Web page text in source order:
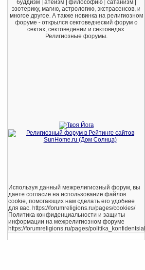
буддизм | атеизм | философию | сатанизм |
эзотерику, магию, астрологию, экстрасенсов, и
многое другое. А также новинка на религиозном
форуме - открылся сектоведческий форум о
сектах, сектоведении и сектоведах.
Религиозные форумы.
Используя данный межрелигиозный форум, вы
даете согласие на использование файлов
cookie, помогающих нам сделать его удобнее
для вас. https://forumreligions.ru/pages/cookies/
Политика конфиденциальности и защиты
информации на межрелигиозном форуме
https://forumreligions.ru/pages/